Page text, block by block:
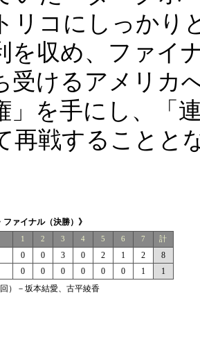
リコにしっかり
を収め、ファイ
受けるアメリカ
」を手にし、「
再戦することと
ファイナル（決勝）》
1 2 3 4 5 6 7 計
0 0 3 0 2 1 2
8
0 0 0 0 0 0 1
1
）－坂本結愛、古平綾香